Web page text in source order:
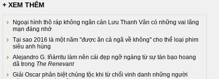
+ XEM THÊM
Ngoại hình thô ráp không ngăn cản Lưu Thanh Vân có những vai lãng
mạn đáng nhớ
Tại sao 2016 là một năm "được ăn cả ngã về không" cho thể loại phim
siêu anh hùng
Alejandro G. Iñárritu làm nên cái đẹp ngỡ ngàng từ sự tàn bạo hoang
dã trong The Renevant
Giải Oscar phân biệt chủng tộc khi từ chối vinh danh những người